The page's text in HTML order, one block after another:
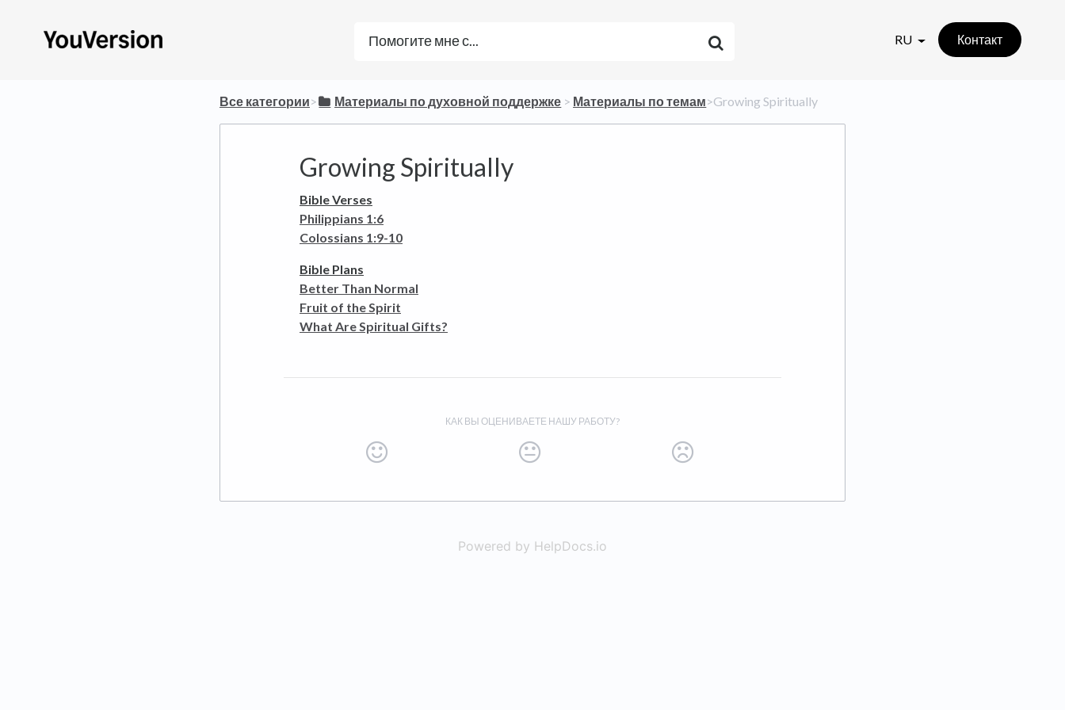
RU Контакт
Все категории​>​ ​Материалы по духовной поддержке ​ > ​ ​Материалы по темам​>​ Growing Spiritually
Growing Spiritually
Bible Verses
Philippians 1:6
Colossians 1:9-10
Bible Plans
Better Than Normal
Fruit of the Spirit
What Are Spiritual Gifts?
КАК ВЫ ОЦЕНИВАЕТЕ НАШУ РАБОТУ?
Powered by HelpDocs.io